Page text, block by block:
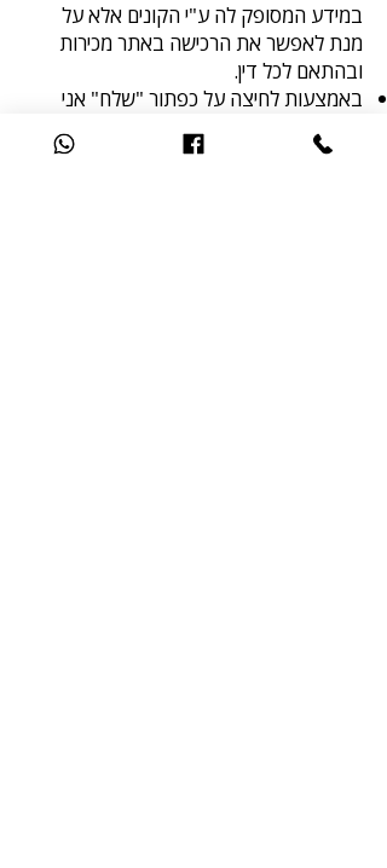
במידע המסופק לה ע"י הקונים אלא על
מנת לאפשר את הרכישה באתר מכירות
ובהתאם לכל דין.
באמצעות לחיצה על כפתור "שלח" אני
מאשר בחתימתי את הטופס ואת תנאיו.
האתר מאובטח באמצעות שימוש באמצעי